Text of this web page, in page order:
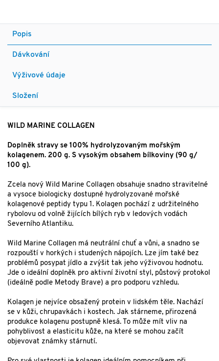
Popis
Dávkování
Výživové údaje
Složení
WILD MARINE COLLAGEN
Doplněk stravy se 100% hydrolyzovaným mořským
kolagenem. 200 g. S vysokým obsahem bílkoviny (90 g/
100 g).
Zcela nový Wild Marine Collagen obsahuje snadno stravitelné
a vysoce biologicky dostupné hydrolyzované mořské
kolagenové peptidy typu 1. Kolagen pochází z udržitelného
rybolovu od volně žijících bílých ryb v ledových vodách
Severního Atlantiku.
Wild Marine Collagen má neutrální chuť a vůni, a snadno se
rozpouští v horkých i studených nápojích. Lze jím také bez
problémů posypat jídlo a zvýšit tak jeho výživovou hodnotu.
Jde o ideální doplněk pro aktivní životní styl, půstový protokol
(ideálně podle Metody Brave) a pro podporu vzhledu.
Kolagen je nejvíce obsažený protein v lidském těle. Nachází
se v kůži, chrupavkách i kostech. Jak stárneme, přirozená
produkce kolagenu postupně klesá. To může mít vliv na
pohyblivost a elasticitu kůže, na které se mohou začít
objevovat známky stárnutí.